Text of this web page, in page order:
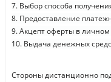
7. Выбор способа
8. Предоставление
9. Акцепт оферты в личном
10. Выдача денежных
Стороны дистанционно